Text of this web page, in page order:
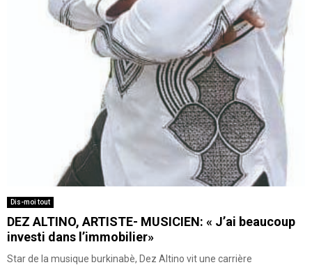
Dis-moi tout
DEZ ALTINO, ARTISTE- MUSICIEN: « J’ai beaucoup
investi dans l’immobilier»
Star de la musique burkinabè, Dez Altino vit une carrière